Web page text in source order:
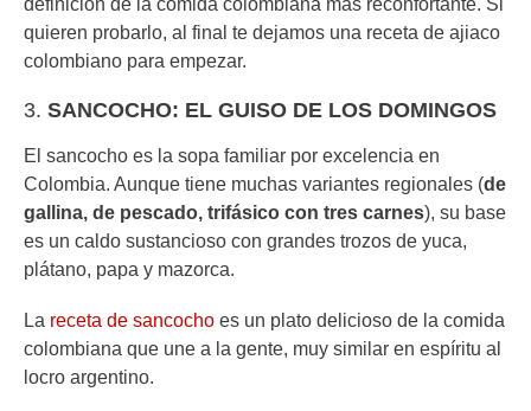
definición de la comida colombiana más reconfortante. Si
quieren probarlo, al final te dejamos una receta de ajiaco
colombiano para empezar.
3. SANCOCHO: EL GUISO DE LOS DOMINGOS
El sancocho es la sopa familiar por excelencia en
Colombia. Aunque tiene muchas variantes regionales (de
gallina, de pescado, trifásico con tres carnes), su base
es un caldo sustancioso con grandes trozos de yuca,
plátano, papa y mazorca.
La receta de sancocho es un plato delicioso de la comida
colombiana que une a la gente, muy similar en espíritu al
locro argentino.